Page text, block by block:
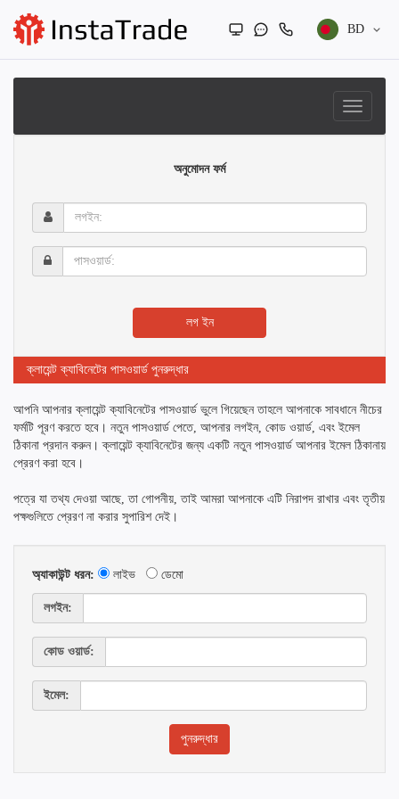
BD
অনুমোদন ফর্ম
লগইন:
পাসওয়ার্ড:
লগ ইন
ক্লায়েন্ট ক্যাবিনেটের পাসওয়ার্ড পুনরুদ্ধার
আপনি আপনার ক্লায়েন্ট ক্যাবিনেটের পাসওয়ার্ড ভুলে গিয়েছেন তাহলে আপনাকে সাবধানে নীচের
ফর্মটি পূরণ করতে হবে। নতুন পাসওয়ার্ড পেতে, আপনার লগইন, কোড ওয়ার্ড, এবং ইমেল
ঠিকানা প্রদান করুন। ক্লায়েন্ট ক্যাবিনেটের জন্য একটি নতুন পাসওয়ার্ড আপনার ইমেল ঠিকানায়
প্রেরণ করা হবে।
পত্রে যা তথ্য দেওয়া আছে, তা গোপনীয়, তাই আমরা আপনাকে এটি নিরাপদ রাখার এবং তৃতীয়
পক্ষগুলিতে প্রেরণ না করার সুপারিশ দেই।
অ্যাকাউন্ট ধরন: লাইভ ডেমো
লগইন:
কোড ওয়ার্ড:
ইমেল: